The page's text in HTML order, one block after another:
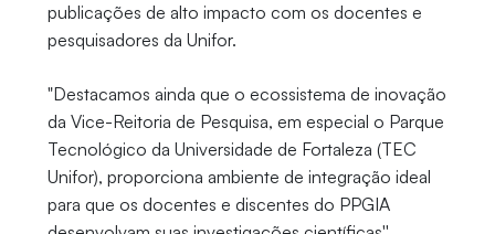
publicações de alto impacto com os docentes e
pesquisadores da Unifor.
"Destacamos ainda que o ecossistema de inovação
da Vice-Reitoria de Pesquisa, em especial o Parque
Tecnológico da Universidade de Fortaleza (TEC
Unifor), proporciona ambiente de integração ideal
para que os docentes e discentes do PPGIA